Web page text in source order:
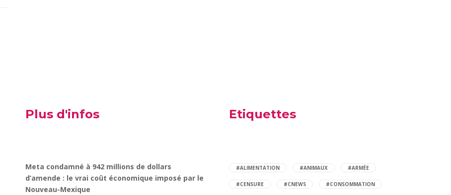
Plus d'infos
Meta condamné à 942 millions de dollars
d’amende : le vrai coût économique imposé par le
Nouveau-Mexique
Etiquettes
#ALIMENTATION #ANIMAUX #ARMÉE
#CENSURE #CNEWS #CONSOMMATION